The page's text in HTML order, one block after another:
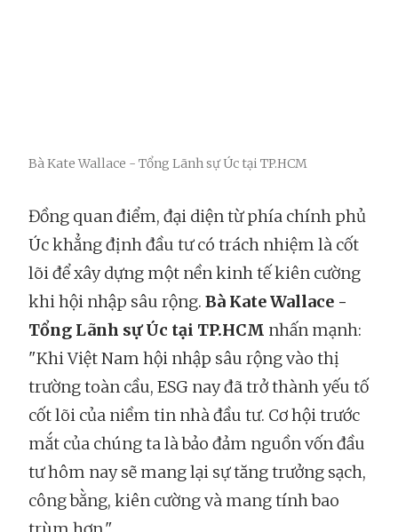
Bà Kate Wallace - Tổng Lãnh sự Úc tại TP.HCM
Đồng quan điểm, đại diện từ phía chính phủ
Úc khẳng định đầu tư có trách nhiệm là cốt
lõi để xây dựng một nền kinh tế kiên cường
khi hội nhập sâu rộng. Bà Kate Wallace -
Tổng Lãnh sự Úc tại TP.HCM nhấn mạnh:
"Khi Việt Nam hội nhập sâu rộng vào thị
trường toàn cầu, ESG nay đã trở thành yếu tố
cốt lõi của niềm tin nhà đầu tư. Cơ hội trước
mắt của chúng ta là bảo đảm nguồn vốn đầu
tư hôm nay sẽ mang lại sự tăng trưởng sạch,
công bằng, kiên cường và mang tính bao